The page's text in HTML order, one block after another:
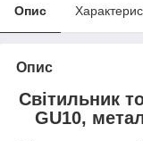
Опис
Опис
Світильник
GU10,